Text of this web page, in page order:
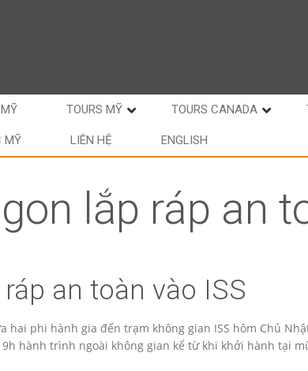
TOURS MỸ TOURS CANADA
MỸ LIÊN HỆ ENGLISH
lắp ráp an
an toàn vào ISS
hai phi hành gia đến trạm không gian ISS hôm Chủ
hành trình ngoài không gian kể từ khi khởi hành tại